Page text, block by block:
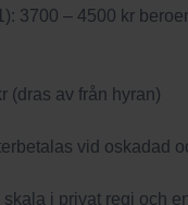
3700 – 4500 kr
(dras av från hyran)
vid oskadad
i privat regi och